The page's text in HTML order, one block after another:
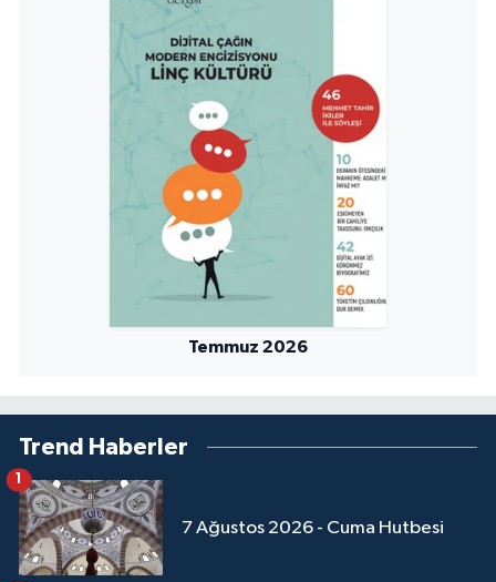
Temmuz 2026
Trend Haberler
7 Ağustos 2026 - Cuma Hutbesi
1